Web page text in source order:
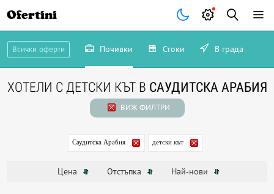
Ofertini
Всички оферти Почивки Стоки В града
ХОТЕЛИ С ДЕТСКИ КЪТ В САУДИТСКА АРАБИЯ
ВИЖ ФИЛТРИ
Саудитска Арабия детски кът
Цена Отстъпка Най-нови